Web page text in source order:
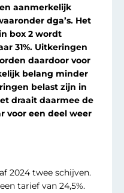
aanmerkelijk
dga’s. Het
box 2 wordt
31%. Uitkeringen
daardoor voor
belang minder
belast zijn in
draait daarmee de
voor een deel weer
2024 twee schijven.
tarief van 24,5%.